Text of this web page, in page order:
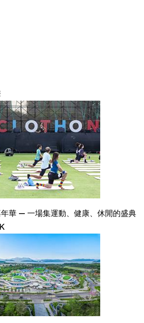
華 — 一場集運動、健康、休閒的盛典